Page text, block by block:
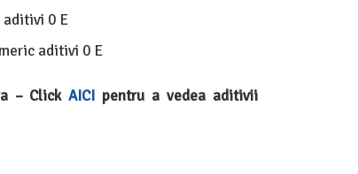
aditivi 0 E
aditivi 0 E
– ClickAICI pentru a vedea aditivii